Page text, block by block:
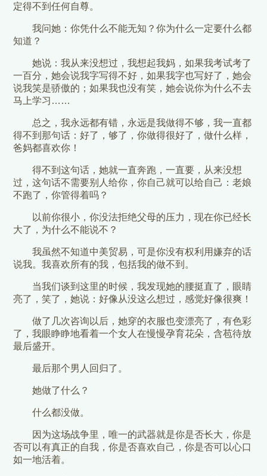
定得不到任何自尊。
我问她：你凭什么不能无知？你为什么一定要什么都
知道？
她说：我从来没想过，我想起我妈，如果我考试考了
一百分，她会说我字写得不好，如果我字也写好了，她会
说我笑是骄傲的；如果我也没有笑，她会说你为什么不去
马上学习……
总之，我永远都有错，永远是我做得不够，我一直都
得不到那句话：好了，够了，你做得很好了，做什么样，
爸妈都喜欢你！
得不到这句话，她就一直奔跑，一直要，从来没想
过，这句话不需要别人给你，你自己就可以给自己：老娘
不跑了，你管得着吗？
以前你很小，你没法拒绝父母的压力，现在你已经长
大了，为什么不能说不？
我虽然不知道中美贸易，可是你没有权利用嫌弃的话
说我。我喜欢所有的我，包括我的做不到。
当我们谈到这里的时候，我发现她的腰挺直了，眼睛
亮了，笑了，她说：好像从没这么想过，感觉好像很爽！
做了几次咨询以后，她穿的衣服也变漂亮了，有色彩
了，我眼睁睁地看着一个女人在慢慢孕育花朵，含苞待放
最后盛开。
最后那个男人回归了。
她做了什么？
什么都没做。
因为这场战争里，唯一的武器就是你是否长大，你是
否可以有真正的自我，你是否喜欢自己，你是否可以心口
如一地活着。